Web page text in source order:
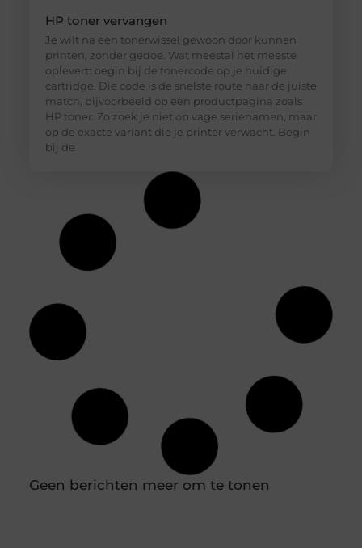
HP toner vervangen
Je wilt na een tonerwissel gewoon door kunnen
printen, zonder gedoe. Wat meestal het meeste
oplevert: begin bij de tonercode op je huidige
cartridge. Die code is de snelste route naar de juiste
match, bijvoorbeeld op een productpagina zoals
HP toner. Zo zoek je niet op vage serienamen, maar
op de exacte variant die je printer verwacht. Begin
bij de
Geen berichten meer om te tonen